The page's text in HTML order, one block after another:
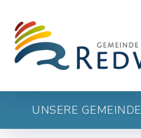
UNSERE GEMEINDE